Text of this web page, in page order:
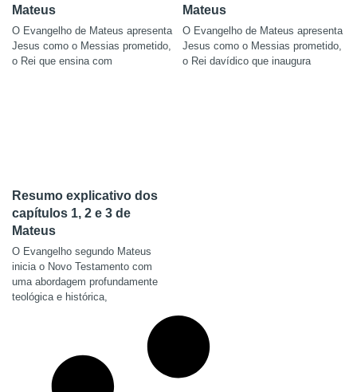
Mateus
O Evangelho de Mateus apresenta
Jesus como o Messias prometido,
o Rei que ensina com
Mateus
O Evangelho de Mateus apresenta
Jesus como o Messias prometido,
o Rei davídico que inaugura
Resumo explicativo dos
capítulos 1, 2 e 3 de
Mateus
O Evangelho segundo Mateus
inicia o Novo Testamento com
uma abordagem profundamente
teológica e histórica,